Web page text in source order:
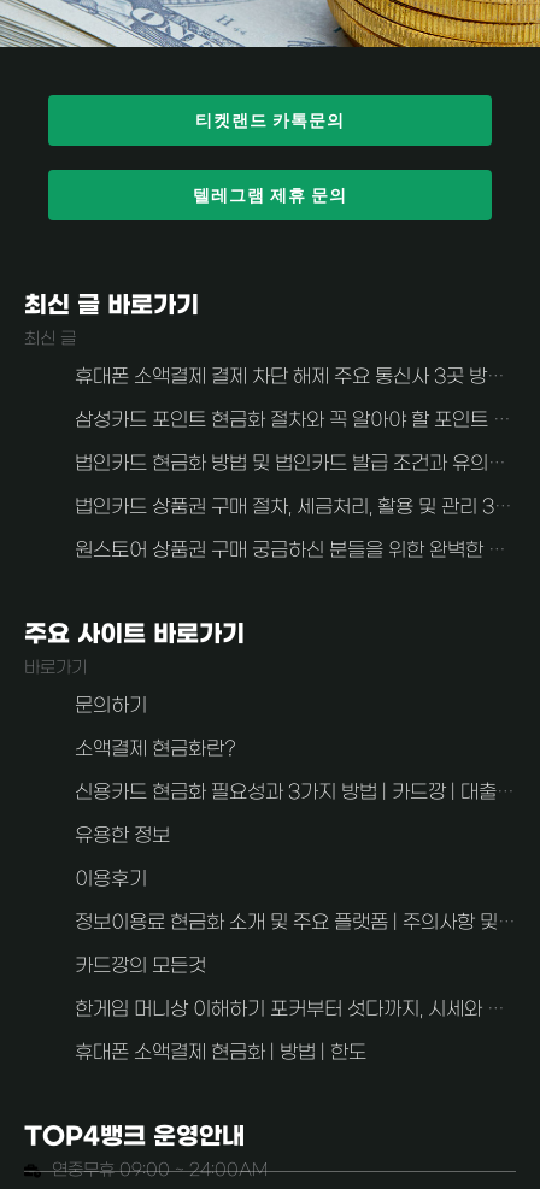
티켓랜드 카톡문의
텔레그램 제휴 문의
최신 글 바로가기
최신 글
휴대폰 소액결제 결제 차단 해제 주요 통신사 3곳 방법 알아보자 (SKT, KT, LG U+)
삼성카드 포인트 현금화 절차와 꼭 알아야 할 포인트 현금화 주의사항
법인카드 현금화 방법 및 법인카드 발급 조건과 유의사항 알아보자
법인카드 상품권 구매 절차, 세금처리, 활용 및 관리 3가지 중요한 사항 안내
원스토어 상품권 구매 궁금하신 분들을 위한 완벽한 가이드
주요 사이트 바로가기
바로가기
문의하기
소액결제 현금화란?
신용카드 현금화 필요성과 3가지 방법 | 카드깡 | 대출과 차이점
유용한 정보
이용후기
정보이용료 현금화 소개 및 주요 플랫폼 | 주의사항 및 FAQ 2가지
카드깡의 모든것
한게임 머니상 이해하기 포커부터 섯다까지, 시세와 사기 예방 안내
휴대폰 소액결제 현금화 | 방법 | 한도
TOP4뱅크 운영안내
연중무휴 09:00 ~ 24:00AM